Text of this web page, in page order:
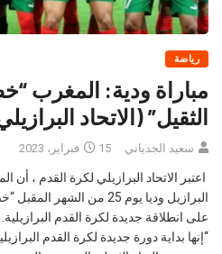
مباراة ودية: المغرب
الثقيل” (الاتحاد
سعيد الجدياني 15 فبراير، 2023
اعتبر الاتحاد البرازيلي لكرة القدم ، أن
البرازيل وديا يوم 25 من
على انطلاقة جديدة لكرة القدم البرازيلية.
“إنها بداية دورة جديدة لكرة القدم
خصم من العيار الثقيل، المغرب ، الذي